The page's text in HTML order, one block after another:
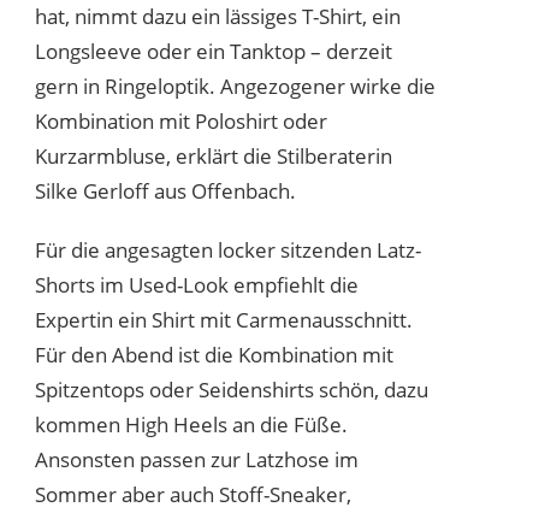
hat, nimmt dazu ein lässiges T-Shirt, ein
Longsleeve oder ein Tanktop – derzeit
gern in Ringeloptik. Angezogener wirke die
Kombination mit Poloshirt oder
Kurzarmbluse, erklärt die Stilberaterin
Silke Gerloff aus Offenbach.
Für die angesagten locker sitzenden Latz-
Shorts im Used-Look empfiehlt die
Expertin ein Shirt mit Carmenausschnitt.
Für den Abend ist die Kombination mit
Spitzentops oder Seidenshirts schön, dazu
kommen High Heels an die Füße.
Ansonsten passen zur Latzhose im
Sommer aber auch Stoff-Sneaker,